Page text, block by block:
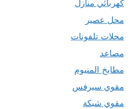
كهربائي منازل
محل عصير
محلات تلفونات
مصاعد
مطابخ المنيوم
مقوي سيرفس
مقوي شبكة